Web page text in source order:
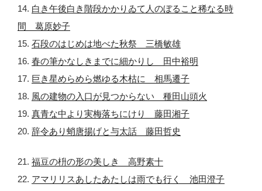
14. 白き午後白き階段かかりゐて人のぼること稀なる時
間 葛原妙子
15. 石段のはじめは地べた秋祭 三橋敏雄
16. 春の筆かなしきまでに細かりし 田中裕明
17. 巨き星めらめら燃ゆる木枯に 相馬遷子
18. 風の建物の入口が見つからない 種田山頭火
19. 真青な中より実梅落ちにけり 藤田湘子
20. 辞令あり蛸唐揚げと与太話 藤田哲史
21. 福豆の枡の形の美しき 高野素十
22. アマリリスあしたあたしは雨でも行く 池田澄子